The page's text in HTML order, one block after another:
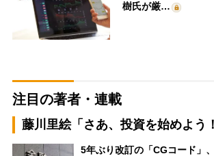
樹氏が厳…
注目の著者・連載
藤川里絵「さあ、投資を始めよう
5年ぶり改訂の「CGコード」